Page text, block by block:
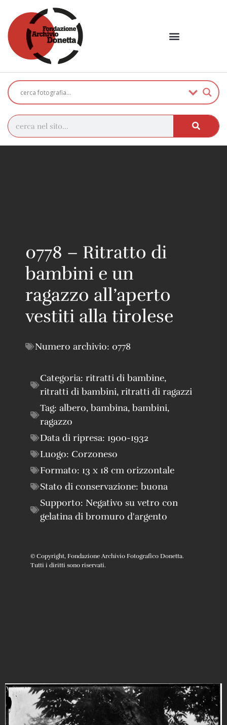
0778 – Ritratto di
bambini e un
ragazzo all’aperto
vestiti alla tirolese
Numero archivio: 0778
Categoria: ritratti di bambine,
ritratti di bambini, ritratti di ragazzi
Tag: albero, bambina, bambini,
ragazzo
Data di ripresa: 1900-1932
Luogo: Corzoneso
Formato: 13 x 18 cm orizzontale
Stato di conservazione: buona
Supporto: Negativo su vetro con
gelatina di bromuro d'argento
© Copyright, Fondazione Archivio Fotografico Donetta.
Tutti i diritti sono riservati.